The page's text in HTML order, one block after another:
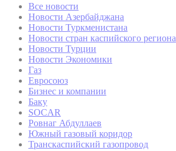
Все новости
Новости Азербайджана
Новости Туркменистана
Новости стран каспийского региона
Новости Турции
Новости Экономики
Газ
Евросоюз
Бизнес и компании
Баку
SOCAR
Ровнаг Абдуллаев
Южный газовый коридор
Транскаспийский газопровод